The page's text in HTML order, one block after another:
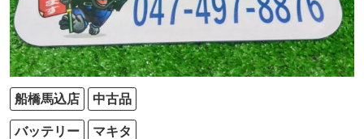
船橋馬込店 中古品
バッテリー マキタ